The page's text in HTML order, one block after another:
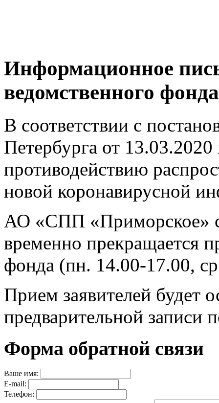
Информационное
ведомственного фонда
В соответствии с
Петербурга от
противодействию
новой коронавирусной
АО «СПП «Приморское»
временно прекращается
фонда (пн. 14.00-17.00,
Прием заявителей будет
предварительной записи
Форма обратной связи
Ваше имя:
E-mail:
Телефон: